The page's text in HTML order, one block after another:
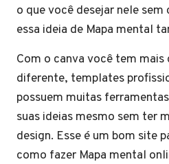
o que você desejar nele
essa ideia de Mapa mental
Com o canva você tem
diferente, templates
possuem muitas
suas ideias mesmo sem ter
design. Esse é um bom site
como fazer Mapa mental